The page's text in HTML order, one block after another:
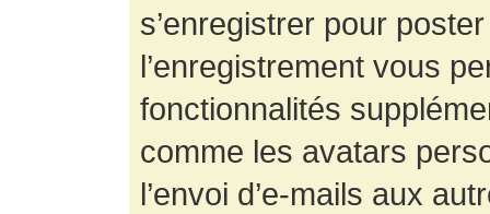
s’enregistrer pour
l’enregistrement vous
fonctionnalités
comme les avatars
l’envoi d’e-mails aux